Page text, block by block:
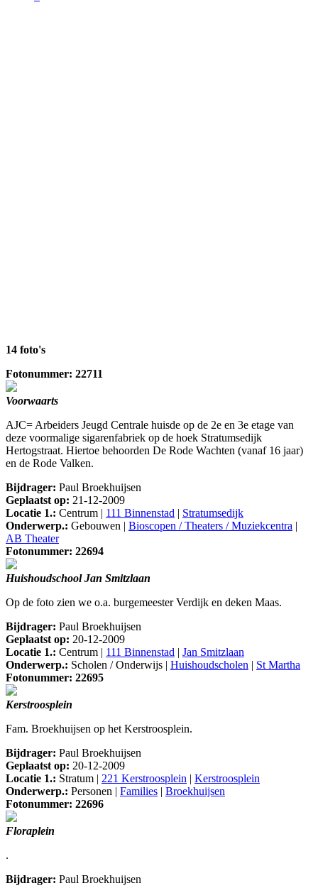
14 foto's
Fotonummer: 22711
Voorwaarts
AJC= Arbeiders Jeugd Centrale huisde op de 2e en 3e etage van
deze voormalige sigarenfabriek op de hoek Stratumsedijk
Hertogstraat. Hiertoe behoorden De Rode Wachten (vanaf 16 jaar)
en de Rode Valken.
Bijdrager: Paul Broekhuijsen
Geplaatst op: 21-12-2009
Locatie 1.: Centrum | 111 Binnenstad | Stratumsedijk
Onderwerp.: Gebouwen | Bioscopen / Theaters / Muziekcentra |
AB Theater
Fotonummer: 22694
Huishoudschool Jan Smitzlaan
Op de foto zien we o.a. burgemeester Verdijk en deken Maas.
Bijdrager: Paul Broekhuijsen
Geplaatst op: 20-12-2009
Locatie 1.: Centrum | 111 Binnenstad | Jan Smitzlaan
Onderwerp.: Scholen / Onderwijs | Huishoudscholen | St Martha
Fotonummer: 22695
Kerstroosplein
Fam. Broekhuijsen op het Kerstroosplein.
Bijdrager: Paul Broekhuijsen
Geplaatst op: 20-12-2009
Locatie 1.: Stratum | 221 Kerstroosplein | Kerstroosplein
Onderwerp.: Personen | Families | Broekhuijsen
Fotonummer: 22696
Floraplein
.
Bijdrager: Paul Broekhuijsen